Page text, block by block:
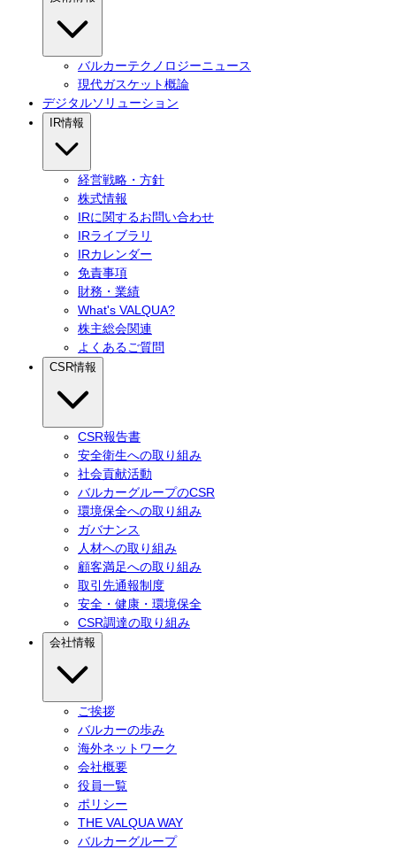
バルカーテクノロジーニュース
現代ガスケット概論
デジタルソリューション
IR情報
経営戦略・方針
株式情報
IRに関するお問い合わせ
IRライブラリ
IRカレンダー
免責事項
財務・業績
What's VALQUA?
株主総会関連
よくあるご質問
CSR情報
CSR報告書
安全衛生への取り組み
社会貢献活動
バルカーグループのCSR
環境保全への取り組み
ガバナンス
人材への取り組み
顧客満足への取り組み
取引先通報制度
安全・健康・環境保全
CSR調達の取り組み
会社情報
ご挨拶
バルカーの歩み
海外ネットワーク
会社概要
役員一覧
ポリシー
THE VALQUA WAY
バルカーグループ